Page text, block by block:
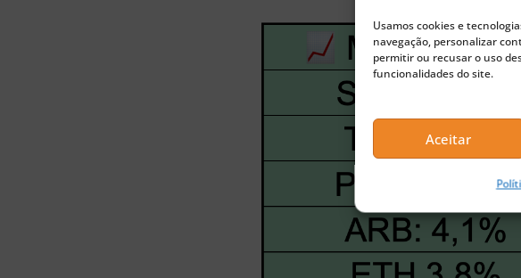
Usamos cookies e
navegação, personalizar
permitir ou recusar o uso
funcionalidades do site.
Aceitar